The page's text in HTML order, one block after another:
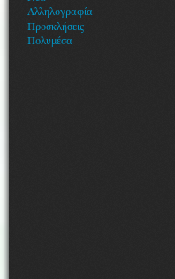
Αλληλογραφία
Προσκλήσεις
Πολυμέσα